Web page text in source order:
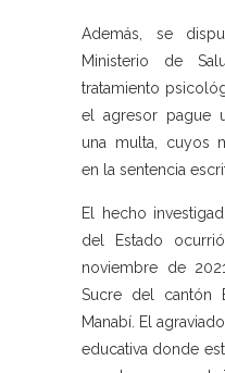
Además, se
Ministerio de
tratamiento
el agresor pague
una multa, cuyos
en la sentencia
El hecho
del Estado
noviembre de
Sucre del cantón
Manabí. El
educativa donde